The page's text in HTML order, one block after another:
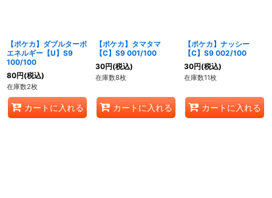
【ポケカ】ダブルターボ
エネルギー【U】S9
100/100
80円(税込)
在庫数2枚
カートに入れる
【ポケカ】タマタマ
【C】S9 001/100
30円(税込)
在庫数8枚
カートに入れる
【ポケカ】ナッシー
【C】S9 002/100
30円(税込)
在庫数11枚
カートに入れる